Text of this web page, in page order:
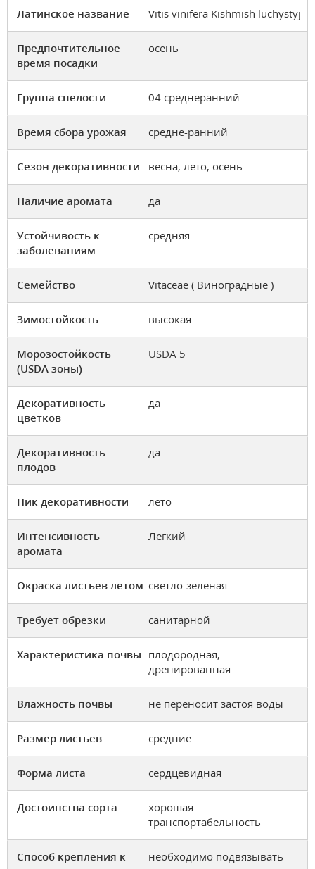
Латинское название Vitis vinifera Kishmish luchystyj
Предпочтительное
время посадки
осень
Группа спелости 04 среднеранний
Время сбора урожая средне-ранний
Сезон декоративности весна, лето, осень
Наличие аромата да
Устойчивость к
заболеваниям
средняя
Семейство Vitaceae ( Виноградные )
Зимостойкость высокая
Морозостойкость
(USDA зоны)
USDA 5
Декоративность
цветков
да
Декоративность
плодов
да
Пик декоративности лето
Интенсивность
аромата
Легкий
Окраска листьев летом светло-зеленая
Требует обрезки санитарной
Характеристика почвы плодородная,
дренированная
Влажность почвы не переносит застоя воды
Размер листьев средние
Форма листа сердцевидная
Достоинства сорта
хорошая
транспортабельность
Способ крепления к
необходимо подвязывать